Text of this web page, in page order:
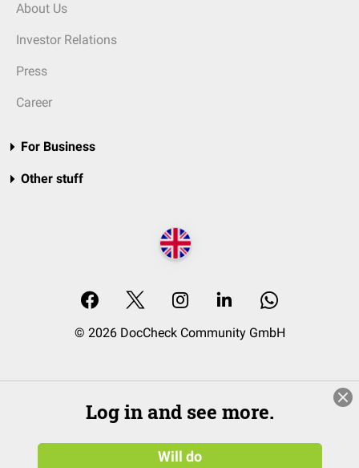
About Us
Investor Relations
Press
Career
For Business
Other stuff
© 2026 DocCheck Community GmbH
Log in and see more.
Will do